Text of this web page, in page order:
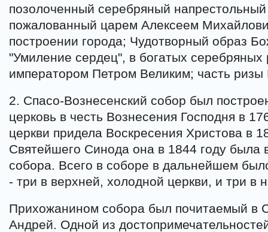
позолоченный серебряный
пожалованный царем Алексеем
построении города; Чудотворный образ
"Умиление сердец", в богатых серебряных
императором Петром Великим; часть ризы
2. Спасо-Вознесенский собор был
церковь в честь Вознесения Господня в
церкви придела Воскресения Христова в
Святейшего Синода она в 1844 году была
собора. Всего в соборе в дальнейшем
- три в верхней, холодной церкви, и три в
Прихожанином собора был почитаемый в
Андрей. Одной из